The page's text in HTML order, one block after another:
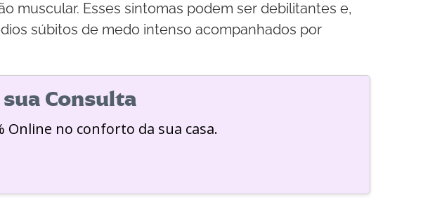
muscular. Esses sintomas podem ser debilitantes e,
súbitos de medo intenso acompanhados por
Consulta
Online no conforto da sua casa.